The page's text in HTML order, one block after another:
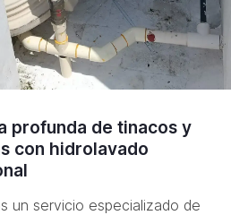
profunda de tinacos y
con hidrolavado
un servicio especializado de